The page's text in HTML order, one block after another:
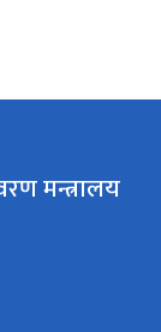
मन्त्रालय